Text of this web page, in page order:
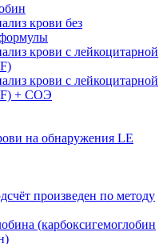
крови без
крови с лейкоцитарной
крови с лейкоцитарной
+ СОЭ
на обнаружения LE
произведен по методу
(карбоксигемоглобин